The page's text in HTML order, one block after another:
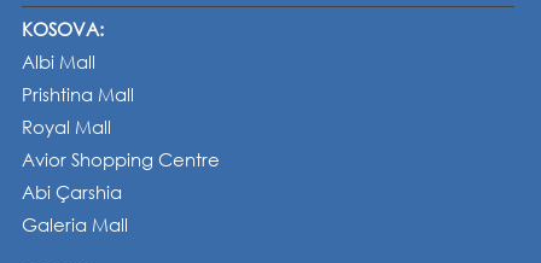
KOSOVA:
Albi Mall
Prishtina Mall
Royal Mall
Avior Shopping Centre
Abi Çarshia
Galeria Mall